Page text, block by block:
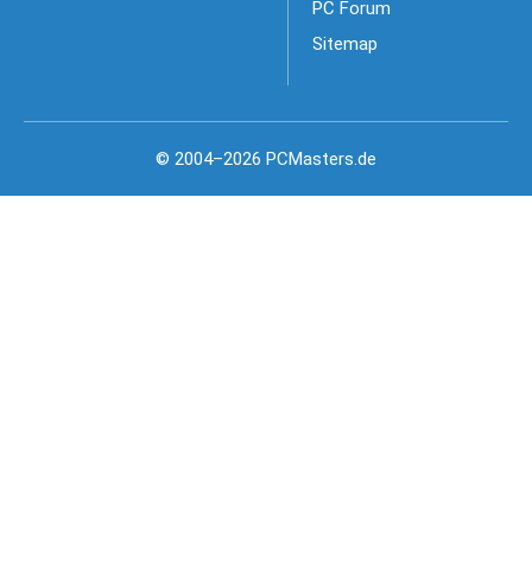
PC Forum
Sitemap
© 2004–2026 PCMasters.de